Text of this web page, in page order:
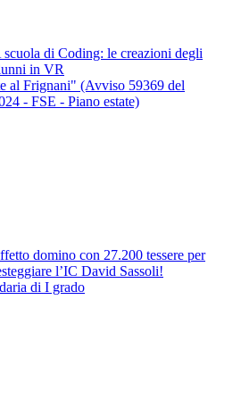
scuola di Coding: le creazioni degli
in VR
al Frignani" (Avviso 59369 del
- FSE - Piano estate)
domino con 27.200 tessere per
l’IC David Sassoli!
di I grado